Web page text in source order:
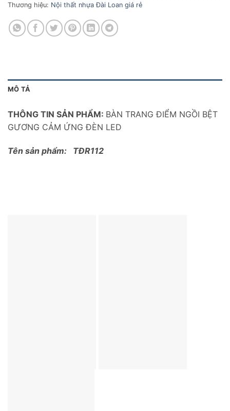
Thương hiệu: Nội thất nhựa Đài Loan giá rẻ
MÔ TẢ
THÔNG TIN SẢN PHẨM: BÀN TRANG ĐIỂM NGỒI BỆT
GƯƠNG CẢM ỨNG ĐÈN LED
Tên sản phẩm: TĐR112